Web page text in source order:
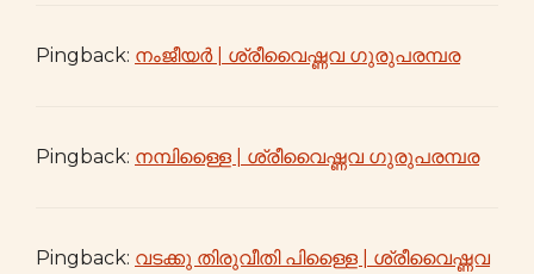
Pingback: നംജീയർ | ശ്രീവൈഷ്ണവ ഗുരുപരമ്പര
Pingback: നമ്പിള്ളൈ | ശ്രീവൈഷ്ണവ ഗുരുപരമ്പര
Pingback: വടക്കു തിരുവീതി പിള്ളൈ | ശ്രീവൈഷ്ണവ